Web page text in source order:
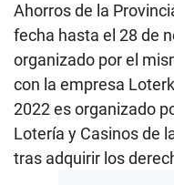
Ahorros de la
fecha hasta el 28 de
organizado por el
con la empresa
2022 es organizado
Lotería y Casinos de
tras adquirir los